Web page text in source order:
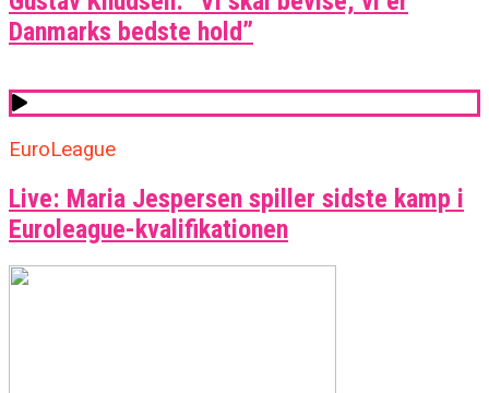
Danmarks bedste hold”
EuroLeague
Live: Maria Jespersen spiller sidste kamp i
Euroleague-kvalifikationen